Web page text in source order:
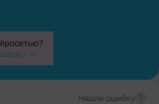
Нашли ошибку